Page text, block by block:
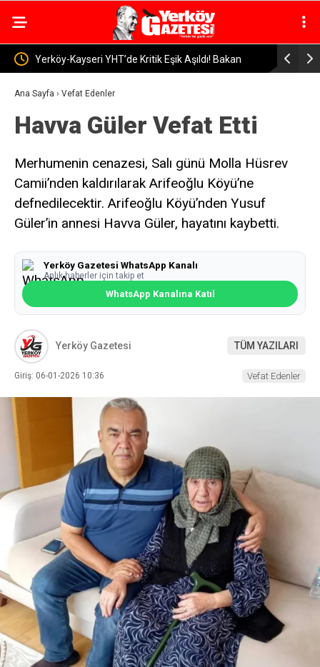
Bakan Yerköy Devlet Hastanesi’nde Görev Değişimi: Op.
Murat Barış Can’a Veda
Ana Sayfa › Vefat Edenler
Havva Güler Vefat Etti
Merhumenin cenazesi, Salı günü Molla Hüsrev
Camii’nden kaldırılarak Arifeoğlu Köyü’ne
defnedilecektir. Arifeoğlu Köyü’nden Yusuf
Güler’in annesi Havva Güler, hayatını kaybetti.
Yerköy Gazetesi WhatsApp Kanalı
Anlık haberler için takip et
WhatsApp Kanalına Katıl
Yerköy Gazetesi TÜM YAZILARI
Giriş: 06-01-2026 10:36 Vefat Edenler